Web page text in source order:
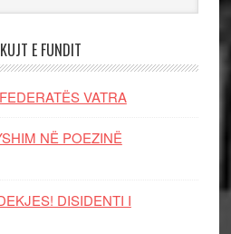
E FUNDIT
VATRA
NË POEZINË
DISIDENTI I